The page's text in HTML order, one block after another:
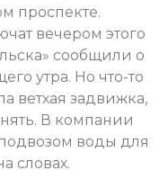
проспекте.
вечером этого
сообщили о
утра. Но что-то
ветхая задвижка,
В компании
воды для
словах.